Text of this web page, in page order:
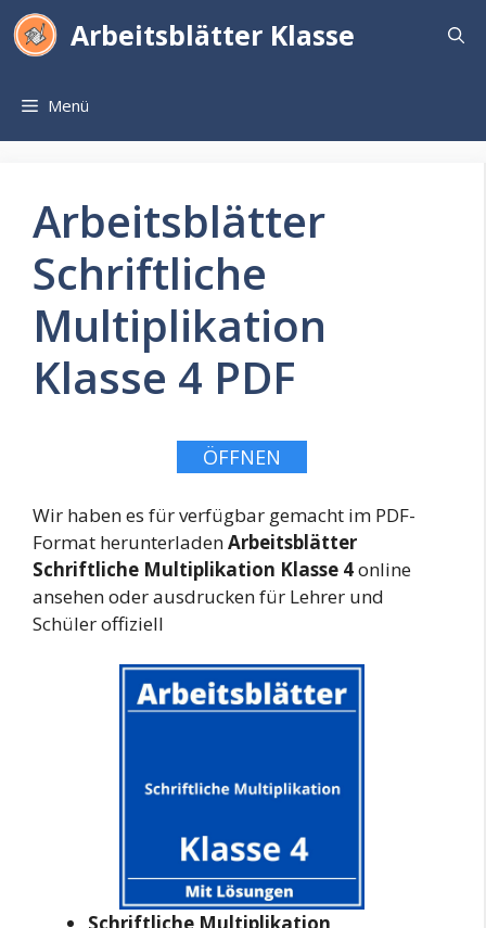
Zum
Inhalt
Arbeitsblätter Klasse
Menü
Arbeitsblätter
Schriftliche
Multiplikation
Klasse 4 PDF
ÖFFNEN
Wir haben es für verfügbar gemacht im PDF-
Format herunterladenArbeitsblätter
Schriftliche Multiplikation Klasse 4online
ansehen oder ausdrucken für Lehrer und
Schüler offiziell